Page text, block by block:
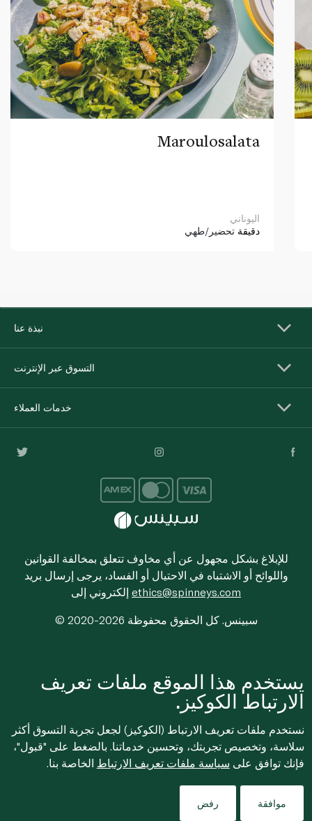
Maroulosalata
اليوناني
دقيقة تحضير/طهي
نبذة عنا
التسوق عبر الإنترنت
خدمات العملاء
للإبلاغ بشكل مجهول عن أي مخاوف تتعلق بمخالفة القوانين
واللوائح أو الاشتباه في الاحتيال أو الفساد، يرجى إرسال بريد
ethics@spinneys.com
© 2020-2026 سبينس. كل الحقوق محفوظة
يستخدم هذا الموقع ملفات تعريف
الارتباط الكوكيز.
نستخدم ملفات تعريف الارتباط (الكوكيز) لجعل تجربة التسوق أكثر
سلاسة، وتخصيص تجربتك، وتحسين خدماتنا. بالضغط على "قبول"،
فإنك توافق على سياسة ملفات تعريف الارتباط الخاصة بنا.
موافقة رفض